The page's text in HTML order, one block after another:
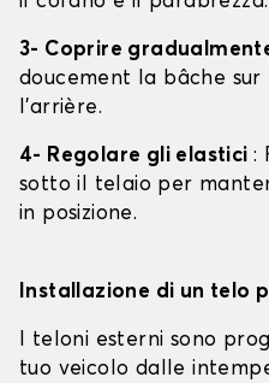
3- Coprire
doucement la bâche
l'arrière.
4- Regolare gli elastici :
sotto il telaio per
in posizione.
Installazione di un telo
I teloni esterni sono
tuo veicolo dalle